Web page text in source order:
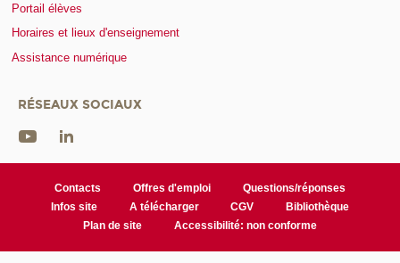
Portail élèves
Horaires et lieux d'enseignement
Assistance numérique
RÉSEAUX SOCIAUX
Contacts Offres d'emploi
Questions/réponses
Infos site
A télécharger CGV
Bibliothèque
Plan de site
Accessibilité: non conforme